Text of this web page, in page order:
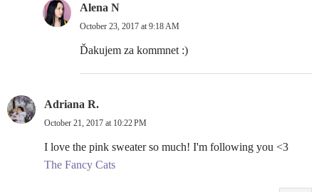
Alena N
October 23, 2017 at 9:18 AM
Ďakujem za kommnet :)
Adriana R.
October 21, 2017 at 10:22 PM
I love the pink sweater so much! I'm following you <3
The Fancy Cats